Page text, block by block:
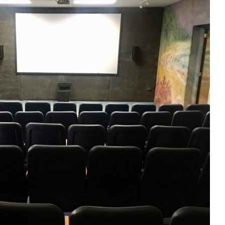
cine solar de Puerto Rico